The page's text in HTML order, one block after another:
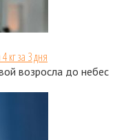
кг за 3 дня
возросла до небес